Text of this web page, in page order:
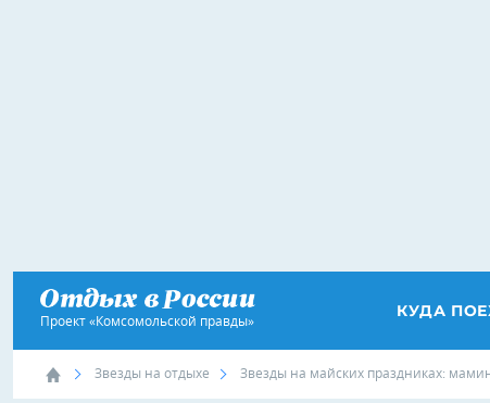
Проект «Комсомольской правды»
КУДА
Звезды на отдыхе Звезды на майских праздниках: